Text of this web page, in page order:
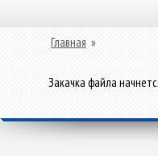
Главная »
Закачка файла